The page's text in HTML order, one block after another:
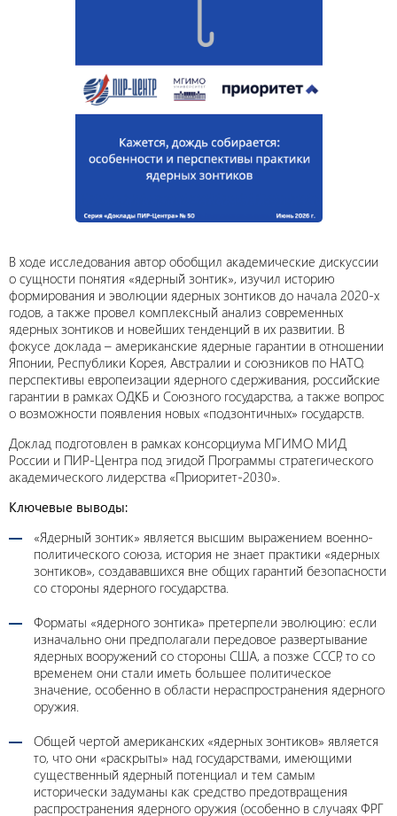
В ходе исследования автор обобщил академические дискуссии
о сущности понятия «ядерный зонтик», изучил историю
формирования и эволюции ядерных зонтиков до начала 2020-х
годов, а также провел комплексный анализ современных
ядерных зонтиков и новейших тенденций в их развитии. В
фокусе доклада – американские ядерные гарантии в отношении
Японии, Республики Корея, Австралии и союзников по НАТО,
перспективы европеизации ядерного сдерживания, российские
гарантии в рамках ОДКБ и Союзного государства, а также вопрос
о возможности появления новых «подзонтичных» государств.
Доклад подготовлен в рамках консорциума МГИМО МИД
России и ПИР-Центра под эгидой Программы стратегического
академического лидерства «Приоритет-2030».
Ключевые выводы:
«Ядерный зонтик» является высшим выражением военно-
политического союза, история не знает практики «ядерных
зонтиков», создававшихся вне общих гарантий безопасности
со стороны ядерного государства.
Форматы «ядерного зонтика» претерпели эволюцию: если
изначально они предполагали передовое развертывание
ядерных вооружений со стороны США, а позже СССР, то со
временем они стали иметь большее политическое
значение, особенно в области нераспространения ядерного
оружия.
Общей чертой американских «ядерных зонтиков» является
то, что они «раскрыты» над государствами, имеющими
существенный ядерный потенциал и тем самым
исторически задуманы как средство предотвращения
распространения ядерного оружия (особенно в случаях ФРГ